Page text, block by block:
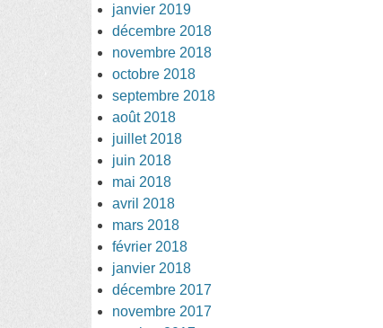
janvier 2019
décembre 2018
novembre 2018
octobre 2018
septembre 2018
août 2018
juillet 2018
juin 2018
mai 2018
avril 2018
mars 2018
février 2018
janvier 2018
décembre 2017
novembre 2017